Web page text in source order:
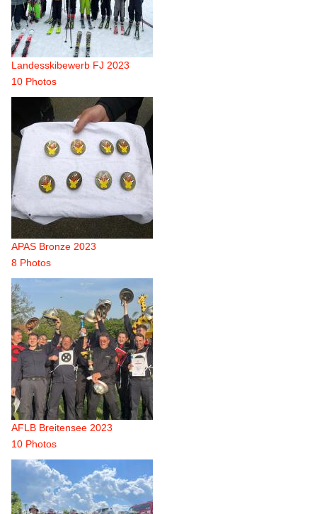
Landesskibewerb FJ 2023
10 Photos
APAS Bronze 2023
8 Photos
AFLB Breitensee 2023
10 Photos